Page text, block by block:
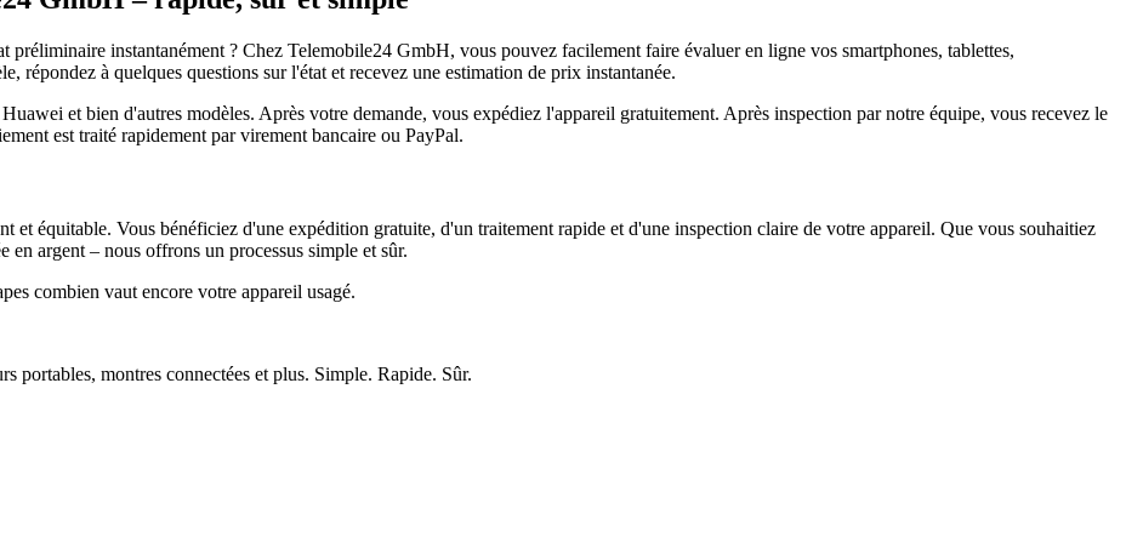
instantanément ? Chez Telemobile24 GmbH, vous pouvez facilement faire évaluer en ligne vos smartphones, tablettes,
répondez à quelques questions sur l'état et recevez une estimation de prix instantanée.
et bien d'autres modèles. Après votre demande, vous expédiez l'appareil gratuitement. Après inspection par notre équipe, vous recevez le
est traité rapidement par virement bancaire ou PayPal.
et équitable. Vous bénéficiez d'une expédition gratuite, d'un traitement rapide et d'une inspection claire de votre appareil. Que vous souhaitiez
en argent – nous offrons un processus simple et sûr.
combien vaut encore votre appareil usagé.
portables, montres connectées et plus. Simple. Rapide. Sûr.